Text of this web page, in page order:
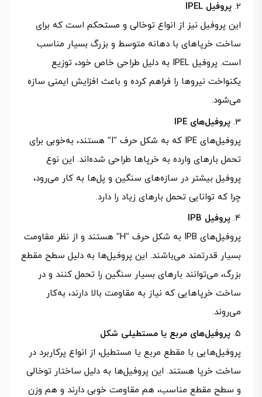
پروفیل IPEL
این پروفیل نیز از انواع توخالی و مستحکم است که برای
ساخت خرپاهای با دهانه متوسط و بزرگ بسیار مناسب
است. پروفیل IPEL به دلیل طراحی خاص خود، توزیع
یکنواخت نیروها را فراهم کرده و باعث افزایش ایمنی سازه
می‌شود.
پروفیل‌های IPE
پروفیل‌های IPE که به شکل حرف “I” هستند، به‌خوبی برای
تحمل بارهای وارده به خرپاها طراحی شده‌اند. این نوع
پروفیل بیشتر در سازه‌های سنگین و پل‌ها به کار می‌رود،
چرا که توانایی تحمل بارهای زیاد را دارد.
پروفیل IPB
پروفیل‌های IPB به شکل حرف “H” هستند و از نظر مقاومت
بسیار قدرتمند می‌باشند. این پروفیل‌ها به دلیل سطح مقطع
بزرگ، می‌توانند بارهای بسیار سنگین را تحمل کنند و در
ساخت خرپاهایی که نیاز به مقاومت بالا دارند، به‌کار
می‌روند.
پروفیل‌های مربع یا مستطیلی شکل
پروفیل‌هایی با مقطع مربع یا مستطیل، از انواع پرکاربرد در
ساخت خرپا هستند. این پروفیل‌ها به دلیل ساختار توخالی
و سطح مقطع مناسب، هم مقاومت خوبی دارند و هم وزن